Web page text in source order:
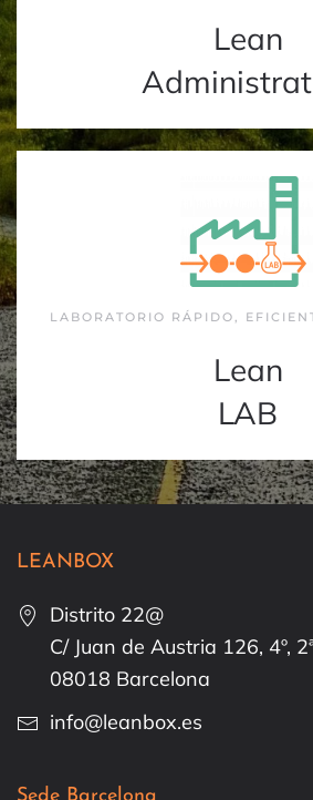
Lean
LABORATORIO RÁPIDO,
Lean
LAB
LEANBOX
Distrito 22@
C/ Juan de Austria 126, 4º,
08018 Barcelona
info@leanbox.es
Sede Barcelona